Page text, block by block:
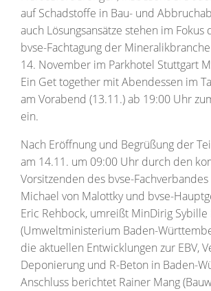
auf Schadstoffe in Bau- und
auch Lösungsansätze stehen im
bvse-Fachtagung der
14. November im Parkhotel Stuttgart
Ein Get together mit Abendessen im
am Vorabend (13.11.) ab 19:00 Uhr
ein.
Nach Eröffnung und Begrüßung der
am 14.11. um 09:00 Uhr durch den
Vorsitzenden des bvse-
Michael von Malottky und bvse-
Eric Rehbock, umreißt MinDirig
(Umweltministerium Baden-
die aktuellen Entwicklungen zur EBV,
Deponierung und R-Beton in Baden-
Anschluss berichtet Rainer Mang